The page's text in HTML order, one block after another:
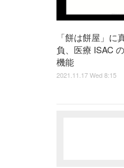
「餅は餅屋」に
負、医療 ISAC
機能
2021.11.17 Wed 8:15